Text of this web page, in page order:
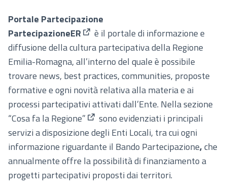
Portale Partecipazione
PartecipazioneER
(Collegamento esterno)
è il portale di informazione e
diffusione della cultura partecipativa della Regione
Emilia-Romagna, all’interno del quale è possibile
trovare news, best practices, communities, proposte
formative e ogni novità relativa alla materia e ai
processi partecipativi attivati dall’Ente. Nella sezione
“Cosa fa la Regione”
(Collegamento esterno)
sono evidenziati i principali
servizi a disposizione degli Enti Locali, tra cui ogni
informazione riguardante il Bando Partecipazione,che
annualmente offre la possibilità di finanziamento a
progetti partecipativi proposti dai territori.